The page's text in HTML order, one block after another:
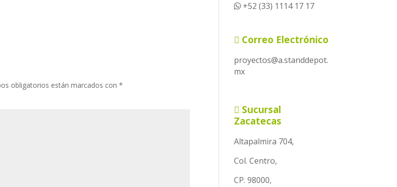
obligatorios están marcados con*
+52 (33) 1114 17 17
Correo Electrónico
proyectos@a.standdepot.
mx
Sucursal
Zacatecas
Altapalmira 704,
Col. Centro,
CP. 98000,